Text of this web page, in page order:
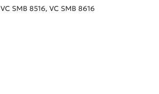
SMB 8516, VC SMB 8616